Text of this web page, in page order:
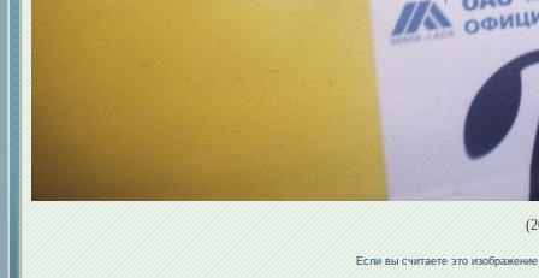
Если вы считаете это